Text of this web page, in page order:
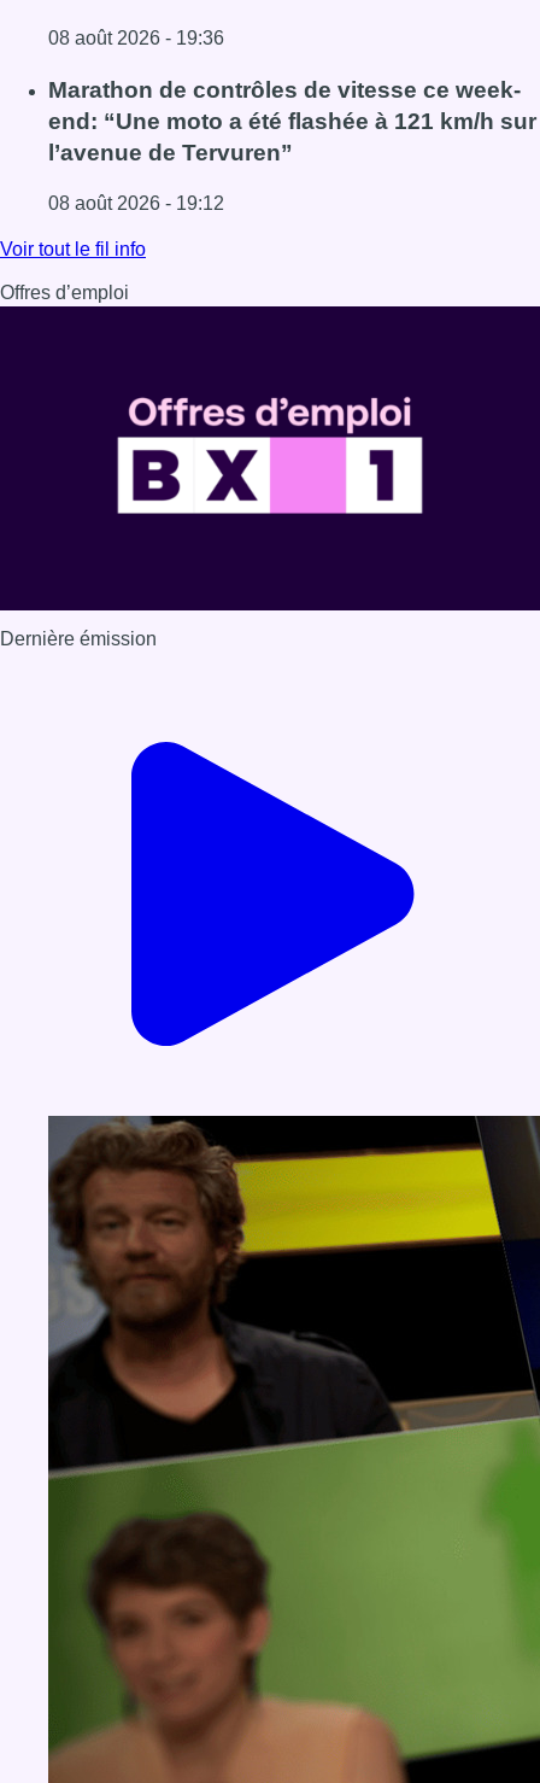
08 août 2026 - 19:36
Lire l'article Au Moeraske, Bart Hanssens recense des
Marathon de contrôles de vitesse ce week-
end: “Une moto a été flashée à 121 km/h sur
l’avenue de Tervuren”
08 août 2026 - 19:12
Lire l'article Marathon de contrôles de vitesse ce week-
Voir tout le fil info
Offres d’emploi
Dernière émission